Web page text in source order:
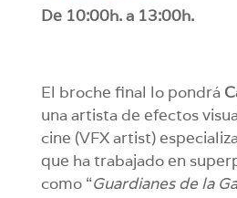
De 10:00h. a 13:00h.
El broche final lo pondrá
una artista de efectos
cine (VFX artist)
que ha trabajado en
como “Guardianes de la